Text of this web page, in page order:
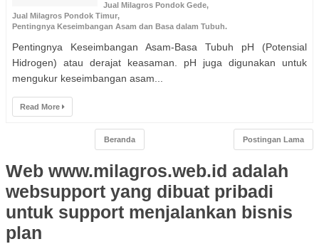
Jual Milagros Pondok Gede,
Jual Milagros Pondok Timur,
Pentingnya Keseimbangan Asam dan Basa dalam Tubuh.
Pentingnya Keseimbangan Asam-Basa Tubuh pH (Potensial
Hidrogen) atau derajat keasaman. pH juga digunakan untuk
mengukur keseimbangan asam...
Read More
Postingan Lama
Beranda
Web www.milagros.web.id adalah
websupport yang dibuat pribadi
untuk support menjalankan bisnis
plan